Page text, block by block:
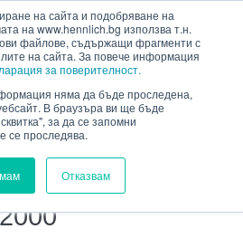
на сайта и подобряване на
на www.hennlich.bg използва т.н.
файлове, съдържащи фрагменти с
на сайта. За повече информация
за поверителност.
няма да бъде проследена,
В браузъра ви ще бъде
за да се запомни
се проследява.
Отказвам
УПЛЪТНИТЕЛИ
И ЗАГОТОВКИ
МАТЕРИАЛИ